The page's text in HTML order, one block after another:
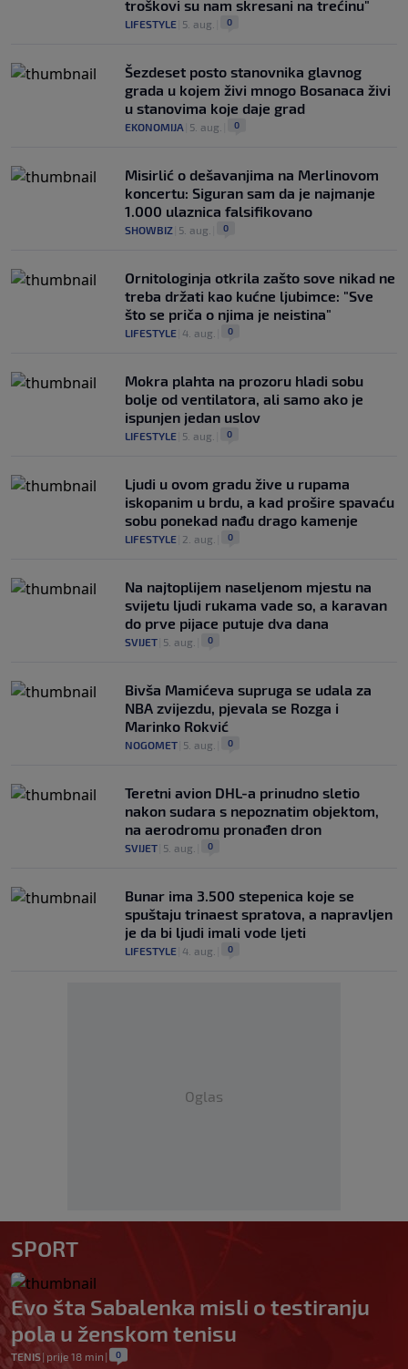
troškovi su nam skresani na trećinu"
LIFESTYLE 5. aug. 0
Šezdeset posto stanovnika glavnog
grada u kojem živi mnogo Bosanaca živi
u stanovima koje daje grad
EKONOMIJA 5. aug. 0
Misirlić o dešavanjima na Merlinovom
koncertu: Siguran sam da je najmanje
1.000 ulaznica falsifikovano
SHOWBIZ 5. aug. 0
Ornitologinja otkrila zašto sove nikad ne
treba držati kao kućne ljubimce: "Sve
što se priča o njima je neistina"
LIFESTYLE 4. aug. 0
Mokra plahta na prozoru hladi sobu
bolje od ventilatora, ali samo ako je
ispunjen jedan uslov
LIFESTYLE 5. aug. 0
Ljudi u ovom gradu žive u rupama
iskopanim u brdu, a kad prošire spavaću
sobu ponekad nađu drago kamenje
LIFESTYLE 2. aug. 0
Na najtoplijem naseljenom mjestu na
svijetu ljudi rukama vade so, a karavan
do prve pijace putuje dva dana
SVIJET 5. aug. 0
Bivša Mamićeva supruga se udala za
NBA zvijezdu, pjevala se Rozga i
Marinko Rokvić
NOGOMET 5. aug. 0
Teretni avion DHL-a prinudno sletio
nakon sudara s nepoznatim objektom,
na aerodromu pronađen dron
SVIJET 5. aug. 0
Bunar imа 3.500 stepenica koje se
spuštaju trinaest spratova, a napravljen
je da bi ljudi imali vode ljeti
LIFESTYLE 4. aug. 0
Oglas
SPORT
Evo šta Sabalenka misli o testiranju
pola u ženskom tenisu
TENIS| prije 18 min | 0